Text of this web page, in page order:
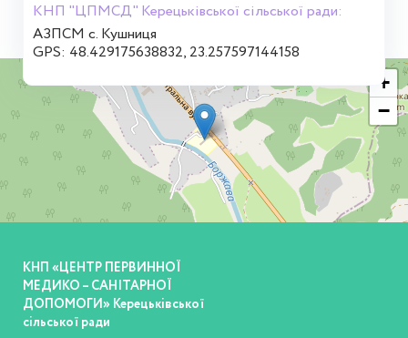
КНП "ЦПМСД" Керецьківської сільської ради:
АЗПСМ с. Кушниця
GPS: 48.429175638832, 23.257597144158
+
−
КНП «ЦЕНТР ПЕРВИННОЇ
МЕДИКО – САНІТАРНОЇ
ДОПОМОГИ» Керецьківської
сільської ради